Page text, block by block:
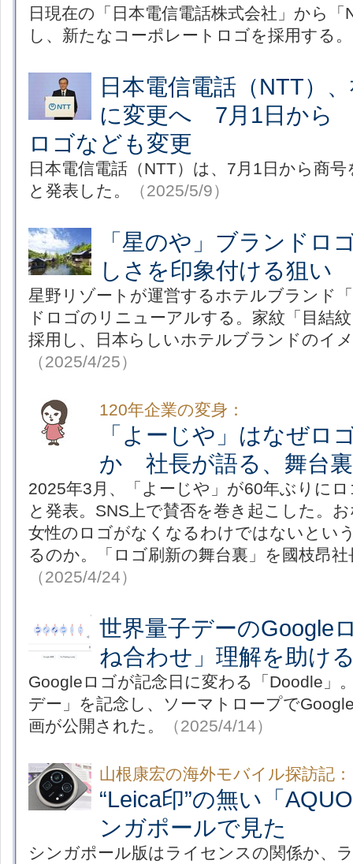
日現在の「日本電信電話株式会社」から
し、新たなコーポレートロゴを採用する。
日本電信電話（NTT）
に変更へ 7月1日から
ロゴなども変更
日本電信電話（NTT）は、7月1日から商
と発表した。
（2025/5/9）
「星のや」ブランド
しさを印象付ける狙い
星野リゾートが運営するホテルブランド
ドロゴのリニューアルする。家紋「目結
採用し、日本らしいホテルブランドのイ
（2025/4/25）
120年企業の変身：
「よーじや」はなぜロ
か 社長が語る、舞台
2025年3月、「よーじや」が60年ぶりに
と発表。SNS上で賛否を巻き起こした。
女性のロゴがなくなるわけではないとい
るのか。「ロゴ刷新の舞台裏」を國枝昂
（2025/4/24）
世界量子デーのGoogle
ね合わせ」理解を助け
Googleロゴが記念日に変わる「Doodle」
デー」を記念し、ソーマトロープで
画が公開された。
（2025/4/14）
山根康宏の海外モバイル探訪記：
“Leica印”の無い「
ンガポールで見た
シンガポール版はライセンスの関係か、